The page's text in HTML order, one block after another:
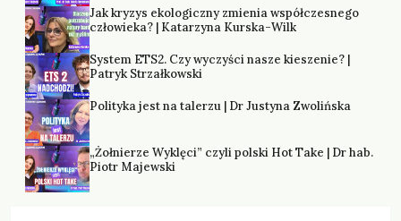
Jak kryzys ekologiczny zmienia współczesnego
człowieka? | Katarzyna Kurska-Wilk
System ETS2. Czy wyczyści nasze kieszenie? |
Patryk Strzałkowski
Polityka jest na talerzu | Dr Justyna Zwolińska
„Żołnierze Wyklęci” czyli polski Hot Take | Dr hab.
Piotr Majewski